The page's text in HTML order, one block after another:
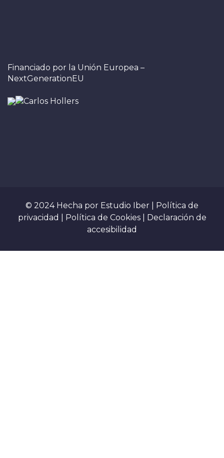
Financiado por la Unión Europea –
NextGenerationEU
© 2024 Hecha por Estudio Iber
Política de
privacidad
Política de Cookies
Declaración de
accesibilidad